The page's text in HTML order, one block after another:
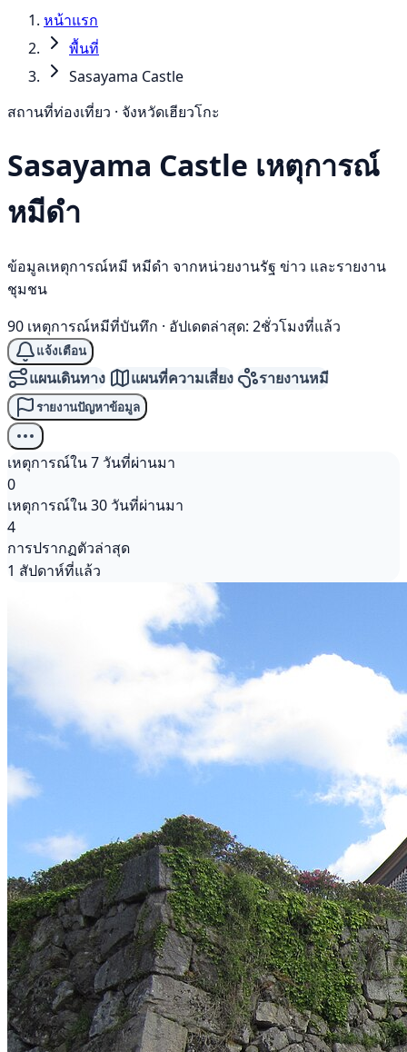
หน้าแรก
พื้นที่
Sasayama Castle
สถานที่ท่องเที่ยว · จังหวัดเฮียวโกะ
Sasayama Castle เหตุการณ์
หมีดำ
ข้อมูลเหตุการณ์หมี หมีดำ จากหน่วยงานรัฐ ข่าว และรายงาน
ชุมชน
90 เหตุการณ์หมีที่บันทึก · อัปเดตล่าสุด: 2ชั่วโมงที่แล้ว
แจ้งเตือน
แผนเดินทาง แผนที่ความเสี่ยง รายงานหมี
รายงานปัญหาข้อมูล
เหตุการณ์ใน 7 วันที่ผ่านมา
0
เหตุการณ์ใน 30 วันที่ผ่านมา
4
การปรากฏตัวล่าสุด
1 สัปดาห์ที่แล้ว